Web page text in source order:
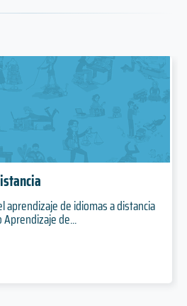
aprendizaje de idiomas a distancia
de...